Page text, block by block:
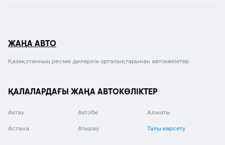
ЖАҢА АВТО
Қазақстанның ресми дилерлік орталықтарынан автокөліктер
ҚАЛАЛАРДАҒЫ ЖАҢА АВТОКӨЛІКТЕР
Актау Актобе Алматы
Астана Атырау Тағы көрсету